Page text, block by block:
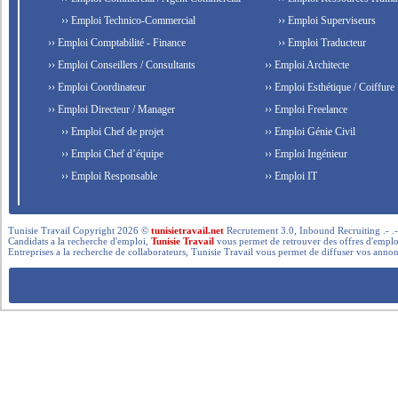
›› Emploi Technico-Commercial
›› Emploi Comptabilité - Finance
›› Emploi Conseillers / Consultants
›› Emploi Coordinateur
›› Emploi Directeur / Manager
›› Emploi Chef de projet
›› Emploi Chef d’équipe
›› Emploi Responsable
›› Emploi Superviseurs
›› Emploi Traducteur
›› Emploi Architecte
›› Emploi Esthétique / Coiffure
›› Emploi Freelance
›› Emploi Génie Civil
›› Emploi Ingénieur
›› Emploi IT
Tunisie Travail Copyright 2026 ©tunisietravail.net Recrutement 3.0, Inbound Recruiting .-
Candidats a la recherche d'emploi,Tunisie Travail vous permet de retrouver des offres
Entreprises a la recherche de collaborateurs, Tunisie Travail vous permet de diffuser vos